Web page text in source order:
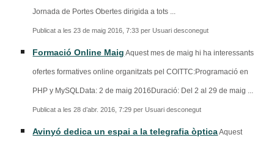
Jornada de Portes Obertes dirigida a tots ...
Publicat a les 23 de maig 2016, 7:33 per Usuari desconegut
Formació Online Maig Aquest mes de maig hi ha interessants
ofertes formatives online organitzats pel COITTC:Programació en
PHP y MySQLData: 2 de maig 2016Duració: Del 2 al 29 de maig ...
Publicat a les 28 d’abr. 2016, 7:29 per Usuari desconegut
Avinyó dedica un espai a la telegrafia òpticaAquest